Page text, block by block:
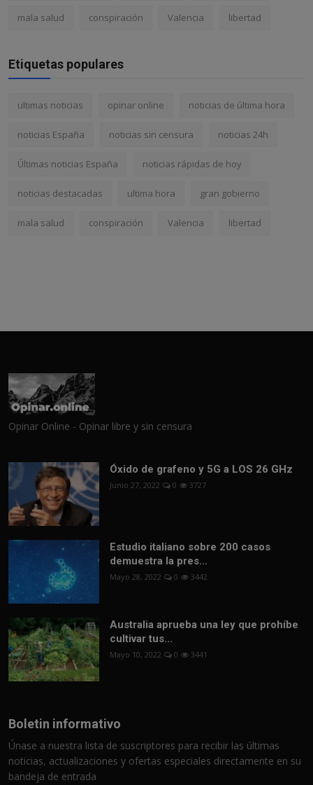
mala salud conspiración Valencia libertad
Etiquetas populares
ultimas noticias opinar online noticias de última hora
noticias España noticias sin censura noticias 24h
Últimas noticias España noticias rápidas de hoy
noticias destacadas ultima hora gran gobierno
mala salud conspiración Valencia libertad
Opinar Online - Opinar libre y sin censura
Óxido de grafeno y 5G a LOS 26 GHz
Junio 27, 2022 0 3727
Estudio italiano sobre 200 casos
demuestra la pres...
Mayo 28, 2022 0 3442
Australia aprueba una ley que prohíbe
cultivar tus...
Mayo 10, 2022 0 3441
Boletin informativo
Únase a nuestra lista de suscriptores para recibir las últimas
noticias, actualizaciones y ofertas especiales directamente en su
bandeja de entrada